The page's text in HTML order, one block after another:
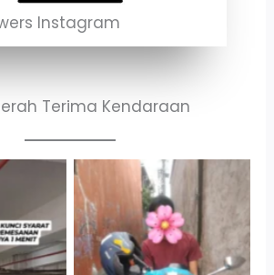
Instagram
Terima Kendaraan